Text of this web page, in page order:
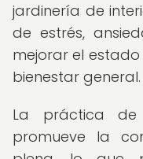
jardinería de
de estrés,
mejorar el
bienestar general.
La práctica
promueve la